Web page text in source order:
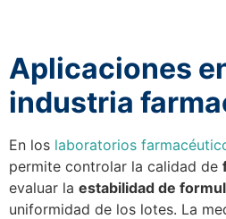
Aplicaciones
industria
En los laboratorios
permite controlar la calidad de
evaluar la estabilidad de
uniformidad de los lotes. La